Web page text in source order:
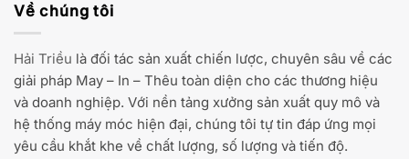
Về chúng tôi
Hải Triều là đối tác sản xuất chiến lược, chuyên sâu về các
giải pháp May – In – Thêu toàn diện cho các thương hiệu
và doanh nghiệp. Với nền tảng xưởng sản xuất quy mô và
hệ thống máy móc hiện đại, chúng tôi tự tin đáp ứng mọi
yêu cầu khắt khe về chất lượng, số lượng và tiến độ.